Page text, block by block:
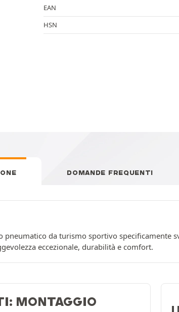
EAN
HSN
DOMANDE FREQUENTI
pneumatico da turismo sportivo
eccezionale, durabilità e comfort.
MONTAGGIO
I